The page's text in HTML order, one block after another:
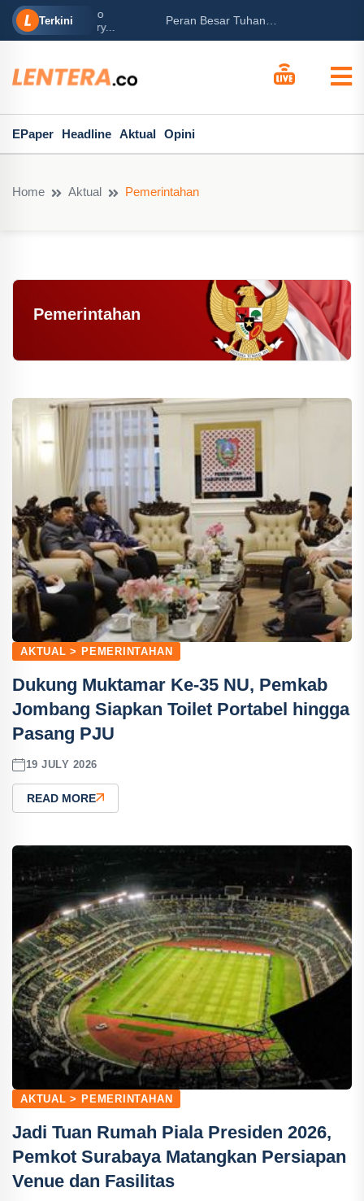
Terkini
Mary...
Peran Besar Tuhan…
EPaper Headline Aktual Opini
Home Aktual Pemerintahan
Pemerintahan
AKTUAL > PEMERINTAHAN
Dukung Muktamar Ke-35 NU, Pemkab
Jombang Siapkan Toilet Portabel hingga
Pasang PJU
19 JULY 2026
READ MORE
AKTUAL > PEMERINTAHAN
Jadi Tuan Rumah Piala Presiden 2026,
Pemkot Surabaya Matangkan Persiapan
Venue dan Fasilitas